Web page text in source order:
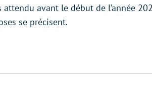
avant le début de l’année
se précisent.